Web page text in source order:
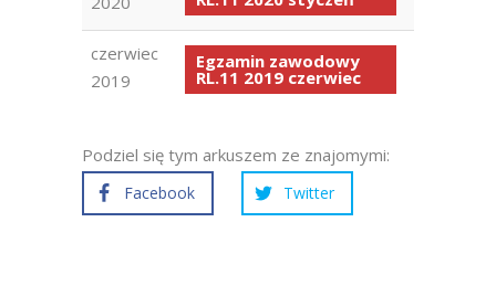
czerwiec
2019
Egzamin zawodowy
RL.11 2019 czerwiec
Podziel się tym arkuszem ze znajomymi:
Facebook Twitter